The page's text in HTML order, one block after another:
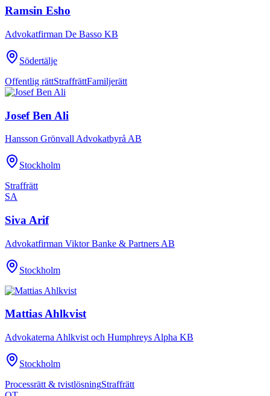
Ramsin Esho
Advokatfirman De Basso KB
Södertälje
Offentlig rättStraffrättFamiljerätt
Josef Ben Ali
Hansson Grönvall Advokatbyrå AB
Stockholm
Straffrätt
SA
Siva Arif
Advokatfirman Viktor Banke & Partners AB
Stockholm
Mattias Ahlkvist
Advokaterna Ahlkvist och Humphreys Alpha KB
Stockholm
Processrätt & tvistlösningStraffrätt